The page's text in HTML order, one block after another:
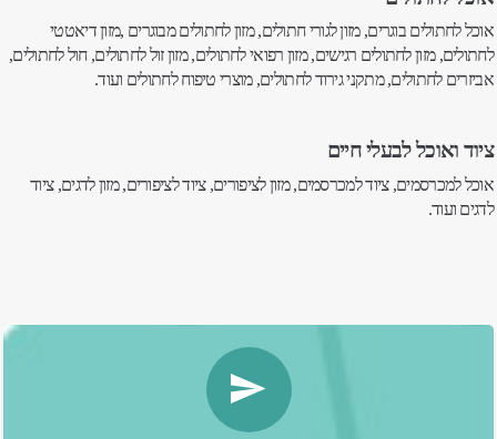
אוכל לחתולים בוגרים, מזון לגורי חתולים, מזון לחתולים מבוגרים ,מזון דיאטטי
לחתולים, מזון לחתולים רגישים, מזון רפואי לחתולים, מזון זול לחתולים, חול לחתולים,
אביזרים לחתולים, מתקני גירוד לחתולים, מוצרי טיפוח לחתולים ועוד.
ציוד ואוכל לבעלי חיים
אוכל למכרסמים, ציוד למכרסמים, מזון לציפורים, ציוד לציפורים, מזון לדגים, ציוד
לדגים ועוד.